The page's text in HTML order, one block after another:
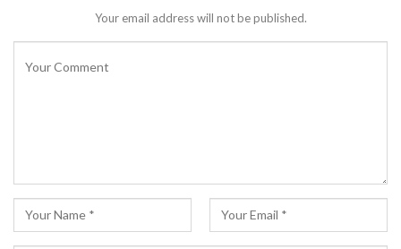
Your email address will not be published.